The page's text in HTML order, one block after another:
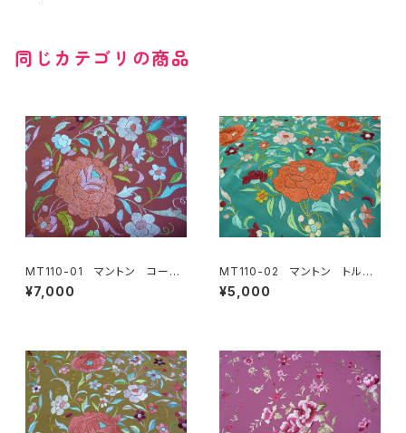
同じカテゴリの商品
MT110-01 マントン コーラ
ル地多色刺繍
¥7,000
MT110-02 マントン トルコ
ブルー地多色刺繍
¥5,000